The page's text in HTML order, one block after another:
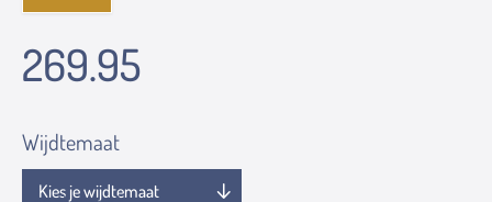
269.95
Wijdtemaat